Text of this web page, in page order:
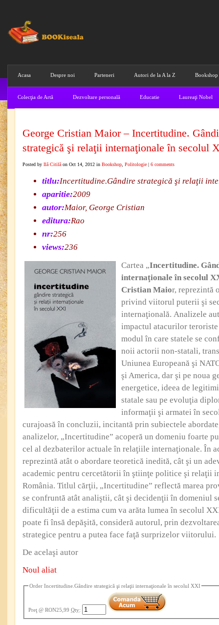
Acasa Despre noi Parteneri Autori de la A la Z Bookshop
Colecţia de Artă Dezvoltare personală Educatie Laureaţi Nobel
George Cristian Maior – Incertitudine.
strategică şi relaţii internaţionale în secolul
Posted by Ilă Citilă on Oct 14, 2012 in Bookshop Politologie | 6 comments
titlu:Incertitudine.Gândire strategică şi relaţii
aparitie:2009
autor:Maior, George Cristian
editura:Rao
nr:256
views:236
Cartea „Incertitudine.
internaţionale în secolul
Cristian Maior, reprezintă
privind viitorul puterii şi
internaţională. Analizele
impactul atacurilor teroriste
modul în care statele se
noii actorii non-statali,
Uniunea Europeană şi
şi America, dar şi pe noua
energetice, ideea de
statale sau pe evoluţia
informaţii şi armatei în
curajoasă în concluzii, incitantă prin subiectele
analizelor, „Incertitudine” acoperă un domeniu foarte
cel al dezbaterilor actuale în relaţiile internaţionale. În
reprezintă atât o abordare teoretică inedită, cât şi un
academic pentru cercetătorii în ştiinţe politice şi relaţii
România. Titlul cărţii, „Incertitudine” reflectă marea
se confruntă atât analiştii, cât şi decidenţii în domeniul
dificultăţii de a estima cum va arăta lumea în secolul
poate fi însă depăşită, consideră autorul, prin
strategice pentru a putea face faţă surprizelor viitorului.
De acelaşi autor
Noul aliat
Order Incertitudine.Gândire strategică şi relaţii internaţionale în secolul XXI
Preţ@ RON25,99 Qty: